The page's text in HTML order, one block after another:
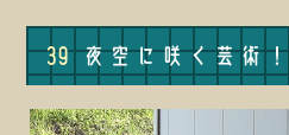
39 夜空に咲く芸術